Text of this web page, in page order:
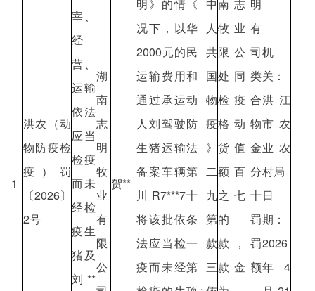
1
洪农（动
物防疫检
疫）罚
〔2026〕
2号
宰、
经
营、
运输
依法
应当
检疫
而未
经检
疫生
猪及
刘**
湖
南
志
明
牧
业
有
限
公
贺**
明》的情
况下，以
2000元的
运输费用
通过承运
人刘驾驶
生猪运输
备案车辆
川R7***7
将该批依
法应当检
疫而未经
《中
华人
民共
和国
动物
防疫
法》
第二
十九
条第
一款
第三
南志明
牧业有
限公司
处同类
检疫合
格动物
货值金
额百分
之七十
的罚
款，罚
款金额
机
关：
洪江
市农
业农
村局
日
期：
2026
年4